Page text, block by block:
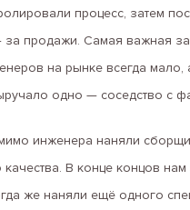
процесс, затем
продажи. Самая важная
на рынке всегда мало,
одно — соседство с
инженера наняли
В конце концов
же наняли ещё одного